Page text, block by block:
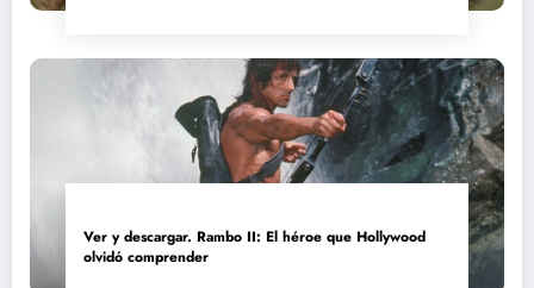
Ver y descargar. Rambo II: El héroe que Hollywood
olvidó comprender